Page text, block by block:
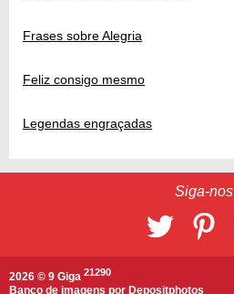
Frases sobre Alegria
Feliz consigo mesmo
Legendas engraçadas
Siga-nos
2026 © 9 Giga 21290
Banco de imagens por Depositphotos